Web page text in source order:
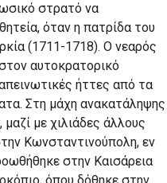
στρατό να
όταν η πατρίδα του
(1711-1718). Ο νεαρός
αυτοκρατορικό
ήττες από τα
Στη μάχη ανακατάληψης
με χιλιάδες άλλους
Κωνσταντινούπολη, εν
στην Καισάρεια